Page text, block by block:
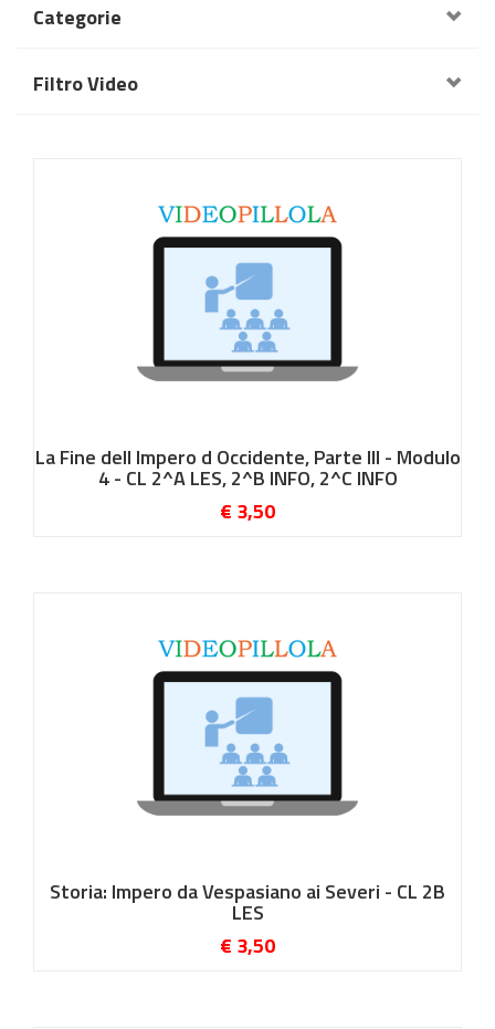
Categorie
Filtro Video
La Fine dell Impero d Occidente, Parte III - Modulo
4 - CL 2^A LES, 2^B INFO, 2^C INFO
€ 3,50
Storia: Impero da Vespasiano ai Severi - CL 2B
LES
€ 3,50